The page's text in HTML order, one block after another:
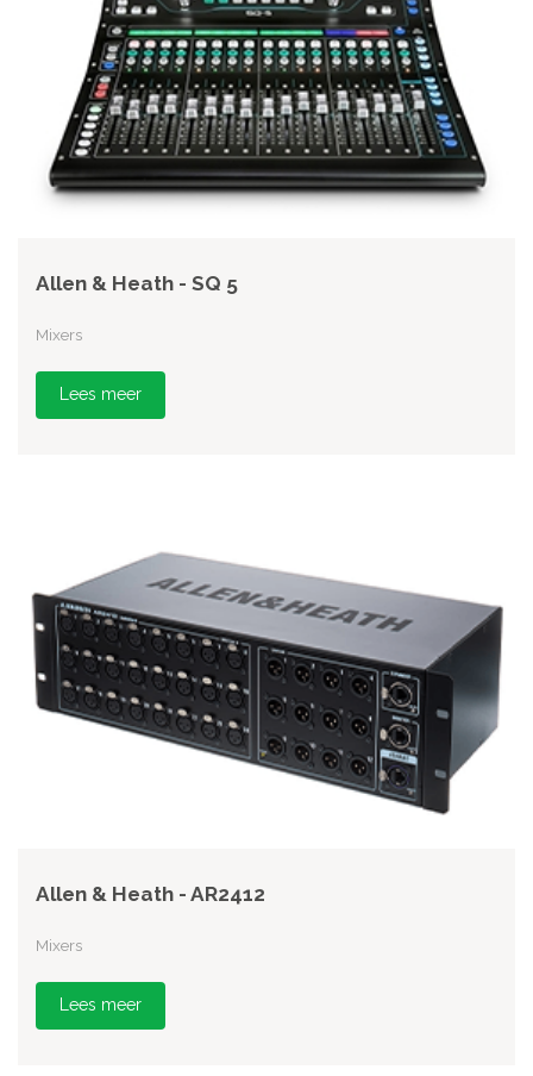
Allen & Heath - SQ 5
Mixers
Lees meer
Allen & Heath - AR2412
Mixers
Lees meer